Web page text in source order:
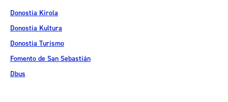
Donostia Kirola
Donostia Kultura
Donostia Turismo
Fomento de San Sebastián
Dbus